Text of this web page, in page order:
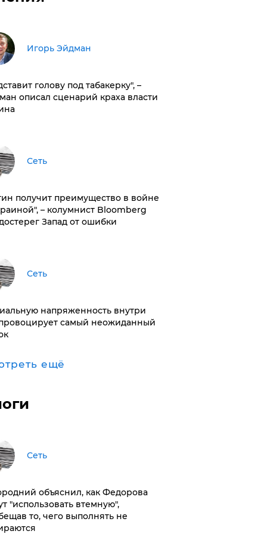
Игорь Эйдман
голову под табакерку", –
описал сценарий краха власти
Сеть
получит преимущество в войне
– колумнист Bloomberg
Запад от ошибки
Сеть
напряженность внутри
самый неожиданный
ещё
Сеть
объяснил, как Федорова
"использовать втемную",
то, чего выполнять не